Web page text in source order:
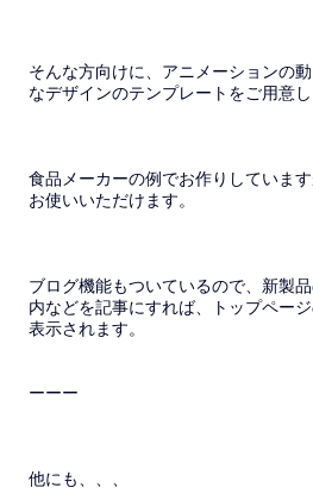
そんな方向けに、アニメーションの
なデザインのテンプレートをご用意し
食品メーカーの例でお作りしていま
お使いいただけます。
ブログ機能もついているので、新製
内などを記事にすれば、トップペー
表示されます。
ーーー
他にも、、、